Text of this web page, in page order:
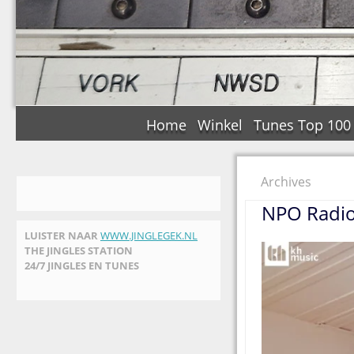
Home Winkel Tunes Top 100
LUISTER NAAR WWW.JINGLEGEK.NL
THE JINGLES STATION
24/7 JINGLES EN TUNES
Archives
NPO